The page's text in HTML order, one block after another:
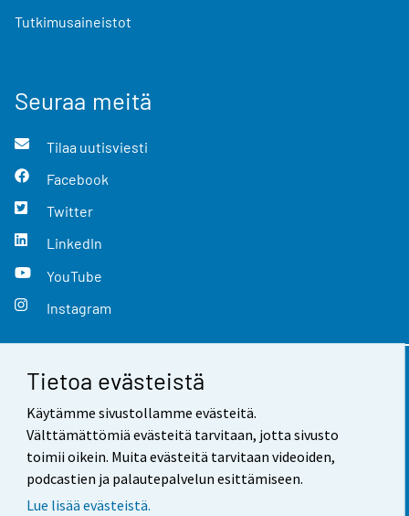
Tietoa evästeistä
Käytämme sivustollamme evästeitä.
Välttämättömiä evästeitä tarvitaan, jotta sivusto
toimii oikein. Muita evästeitä tarvitaan videoiden,
podcastien ja palautepalvelun esittämiseen.
Lue lisää evästeistä.
Tutkimusaineistot
Seuraa meitä
Tilaa uutisviesti
Facebook
Twitter
LinkedIn
YouTube
Instagram
Yhteystiedot
Palaute
Käyttöehdot